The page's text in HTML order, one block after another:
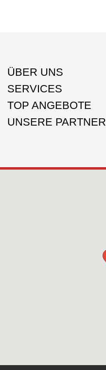
ÜBER UNS
SERVICES
TOP ANGEBOTE
UNSERE PARTNER